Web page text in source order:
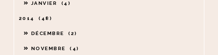
JANVIER 4
2014 48
DÉCEMBRE 2
NOVEMBRE 4